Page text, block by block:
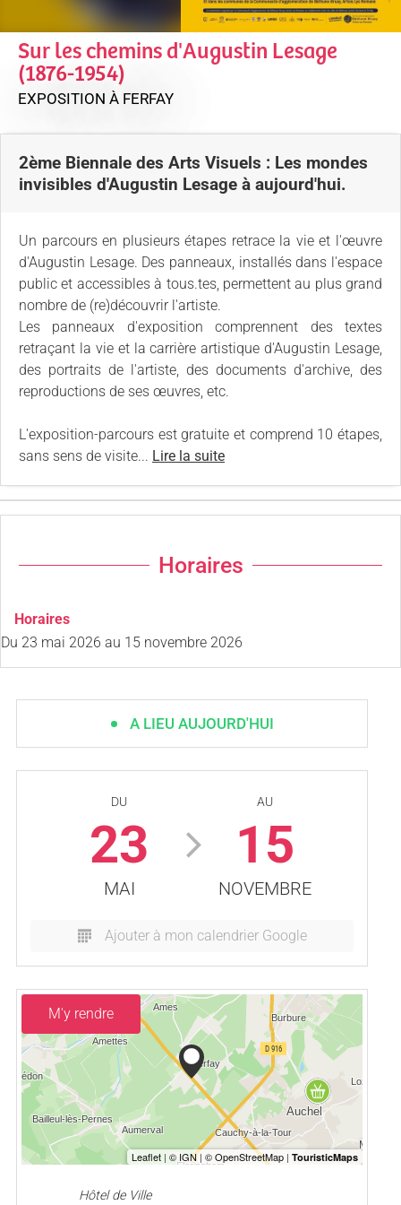
Sur les chemins d'Augustin Lesage
(1876-1954)
EXPOSITION À FERFAY
2ème Biennale des Arts Visuels : Les mondes
invisibles d'Augustin Lesage à aujourd'hui.
Un parcours en plusieurs étapes retrace la vie et l'œuvre
d'Augustin Lesage. Des panneaux, installés dans l'espace
public et accessibles à tous.tes, permettent au plus grand
nombre de (re)découvrir l'artiste.
Les panneaux d'exposition comprennent des textes
retraçant la vie et la carrière artistique d'Augustin Lesage,
des portraits de l'artiste, des documents d'archive, des
reproductions de ses œuvres, etc.
L'exposition-parcours est gratuite et comprend 10 étapes,
sans sens de visite... Lire la suite
Horaires
Horaires
Du 23 mai 2026 au 15 novembre 2026
A LIEU AUJOURD'HUI
DU
23
MAI
AU
15
NOVEMBRE
Ajouter à mon calendrier Google
M'y rendre
Hôtel de Ville